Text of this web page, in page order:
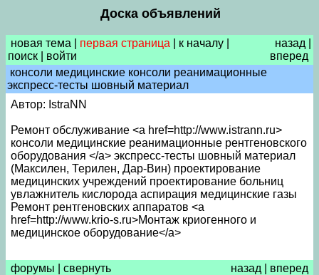
Доска объявлений
новая тема первая страница к началу
поиск
войти
назад
вперед
консоли медицинские консоли реанимационные
экспресс-тесты шовный материал
Автор: IstraNN
Ремонт обслуживание <a href=http://www.istrann.ru>
консоли медицинские реанимационные рентгеновского
оборудования </a> экспресс-тесты шовный материал
(Максилен, Терилен, Дар-Вин) проектирование
медицинских учреждений проектирование больниц
увлажнитель кислорода аспирация медицинские газы
Ремонт рентгеновских аппаратов <a
href=http://www.krio-s.ru>Монтаж криогенного и
медицинское оборудование</a>
форумы свернуть назад вперед